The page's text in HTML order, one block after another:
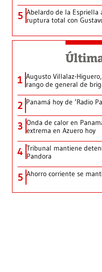
5 Abelardo de la Espriella
ruptura total con
1 Augusto Villalaz-
rango de general de
2 Panamá hoy de ‘Radio
3 Onda de calor en
extrema en Azuero hoy
4 Tribunal mantiene
Pandora
5 Ahorro corriente se